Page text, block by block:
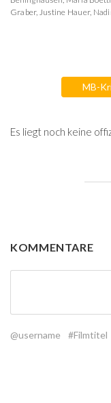
Graber, Justine Hauer,
MB-
Es liegt noch keine
KOMMENTARE
@username #Filmtitel